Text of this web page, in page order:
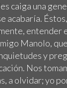
caiga una
acabaría.
entender
Manolo,
y
Nos
a olvidar; yo